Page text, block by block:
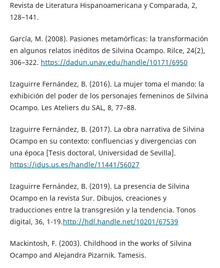
Revista de Literatura Hispanoamericana y Comparada, 2,
128–141.
García, M. (2008). Pasiones metamórficas: la transformación
en algunos relatos inéditos de Silvina Ocampo. Rilce, 24(2),
306–322. https://dadun.unav.edu/handle/10171/6950
Izaguirre Fernández, B. (2016). La mujer toma el mando: la
exhibición del poder de los personajes femeninos de Silvina
Ocampo. Les Ateliers du SAL, 8, 77–88.
Izaguirre Fernández, B. (2017). La obra narrativa de Silvina
Ocampo en su contexto: confluencias y divergencias con
una época [Tesis doctoral, Universidad de Sevilla].
https://idus.us.es/handle/11441/56027
Izaguirre Fernández, B. (2019). La presencia de Silvina
Ocampo en la revista Sur. Dibujos, creaciones y
traducciones entre la transgresión y la tendencia. Tonos
digital, 36, 1-19.http://hdl.handle.net/10201/67539
Mackintosh, F. (2003). Childhood in the works of Silvina
Ocampo and Alejandra Pizarnik. Tamesis.